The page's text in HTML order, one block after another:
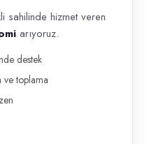
sahilinde hizmet veren
arıyoruz.
destek
ve toplama